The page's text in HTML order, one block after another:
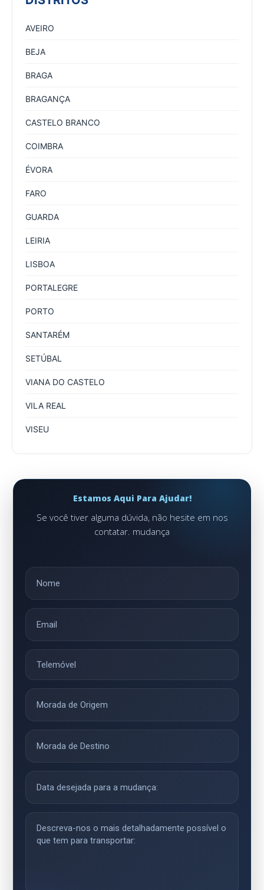
AVEIRO
BEJA
BRAGA
BRAGANÇA
CASTELO BRANCO
COIMBRA
ÉVORA
FARO
GUARDA
LEIRIA
LISBOA
PORTALEGRE
PORTO
SANTARÉM
SETÚBAL
VIANA DO CASTELO
VILA REAL
VISEU
Estamos Aqui Para Ajudar!
Se você tiver alguma dúvida, não hesite em nos
contatar. mudança